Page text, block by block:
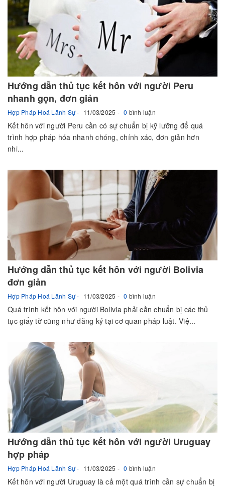
Hướng dẫn thủ tục kết hôn với người Peru
nhanh gọn, đơn giản
Hợp Pháp Hoá Lãnh Sự 11/03/2025 0 bình luận
Kết hôn với người Peru cần có sự chuẩn bị kỹ lưỡng để quá
trình hợp pháp hóa nhanh chóng, chính xác, đơn giản hơn
nhi...
Hướng dẫn thủ tục kết hôn với người Bolivia
đơn giản
Hợp Pháp Hoá Lãnh Sự 11/03/2025 0 bình luận
Quá trình kết hôn với người Bolivia phải cần chuẩn bị các thủ
tục giấy tờ cũng như đăng ký tại cơ quan pháp luật. Việ...
Hướng dẫn thủ tục kết hôn với người Uruguay
hợp pháp
Hợp Pháp Hoá Lãnh Sự 11/03/2025 0 bình luận
Kết hôn với người Uruguay là cả một quá trình cần sự chuẩn bị